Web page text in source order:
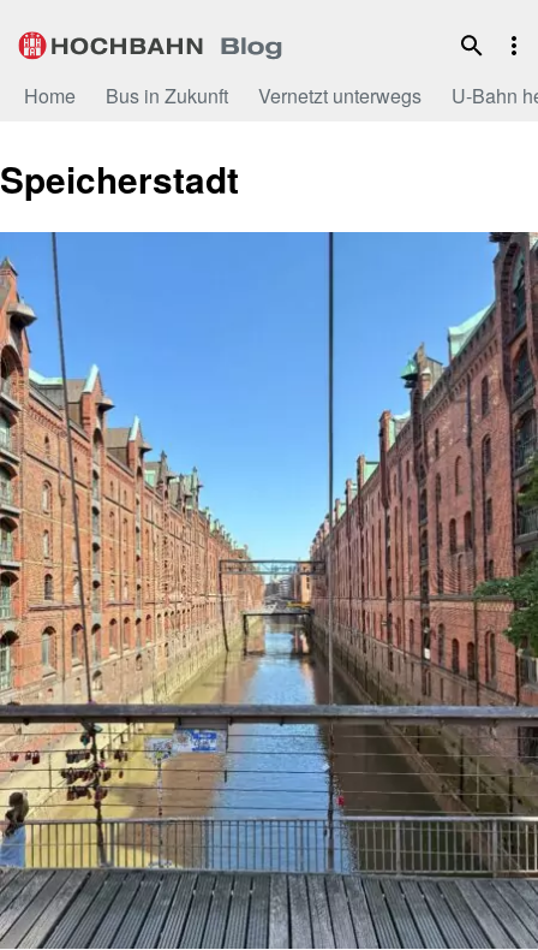
Inhalt
Home Bus in Zukunft Vernetzt unterwegs U-Bahn
Speicherstadt